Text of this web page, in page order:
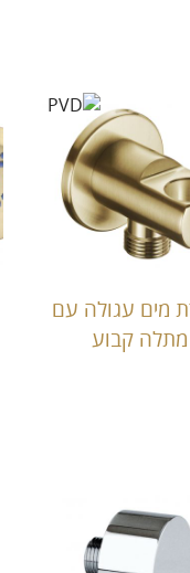
מים עגולה עם
מתלה קבוע